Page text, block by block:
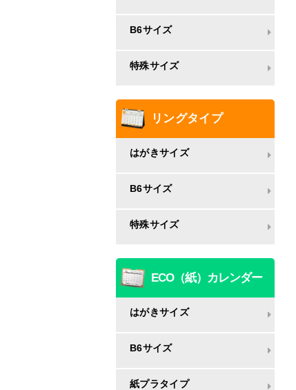
B6サイズ
特殊サイズ
リングタイプ
はがきサイズ
B6サイズ
特殊サイズ
ECO（紙）カレンダー
はがきサイズ
B6サイズ
紙プラタイプ